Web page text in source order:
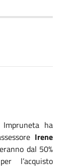
ha
Irene
dal 50%
l’acquisto